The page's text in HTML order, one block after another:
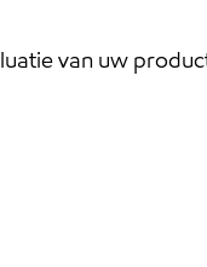
van uw